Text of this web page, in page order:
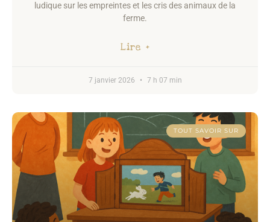
ludique sur les empreintes et les cris des animaux de la
ferme.
Lire +
7 janvier 2026 7 h 07 min
TOUT SAVOIR SUR